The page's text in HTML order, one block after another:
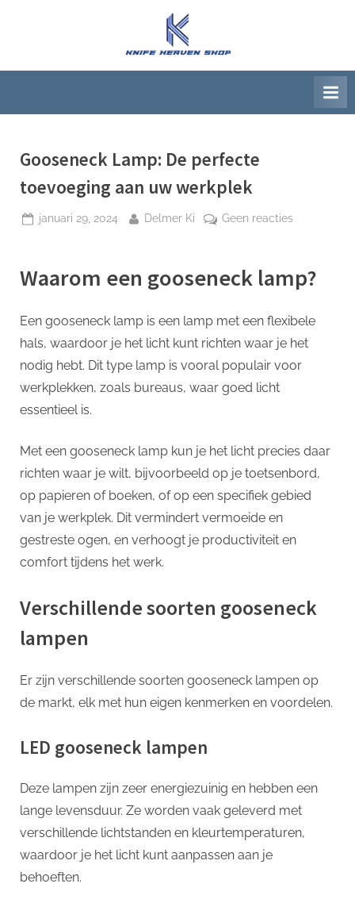
K
n
f
H
e
v
S
h
Gooseneck Lamp: De perfecte
toevoeging aan uw werkplek
Geplaatst
januari 29, 2024 Door
Delmer Ki Geen reactiesop
De
perfecte
aan
uw
werkplek
Waarom een gooseneck lamp?
Een gooseneck lamp is een lamp met een flexibele
hals, waardoor je het licht kunt richten waar je het
nodig hebt. Dit type lamp is vooral populair voor
werkplekken, zoals bureaus, waar goed licht
essentieel is.
Met een gooseneck lamp kun je het licht precies daar
richten waar je wilt, bijvoorbeeld op je toetsenbord,
op papieren of boeken, of op een specifiek gebied
van je werkplek. Dit vermindert vermoeide en
gestreste ogen, en verhoogt je productiviteit en
comfort tijdens het werk.
Verschillende soorten gooseneck
lampen
Er zijn verschillende soorten gooseneck lampen op
de markt, elk met hun eigen kenmerken en voordelen.
LED gooseneck lampen
Deze lampen zijn zeer energiezuinig en hebben een
lange levensduur. Ze worden vaak geleverd met
verschillende lichtstanden en kleurtemperaturen,
waardoor je het licht kunt aanpassen aan je
behoeften.